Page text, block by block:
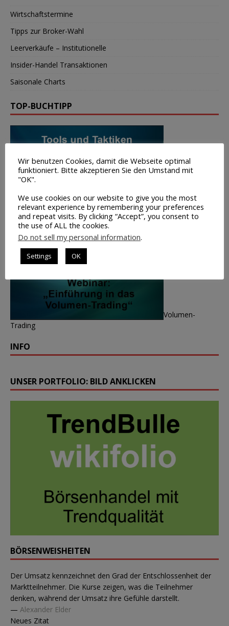
Wirtschaftstermine
Tipps zur Broker-Wahl
Leerverkäufe – Institutionelle
Insider-Handel Transaktionen
Saisonale Charts
TOP-BUCHTIPP
Volumen-
Trading
INFO
UNSER PORTFOLIO: BILD ANKLICKEN
BÖRSENWEISHEITEN
Der Umsatz kennzeichnet den Grad der Entschlossenheit der
Marktteilnehmer. Die Kurse zeigen, was die Teilnehmer
denken, während der Umsatz ihre Gefühle darstellt.
— Alexander Elder
Neues Zitat
Wir benutzen Cookies, damit die Webseite optimal
funktioniert. Bitte akzeptieren Sie den Umstand mit
"OK".
We use cookies on our website to give you the most
relevant experience by remembering your preferences
and repeat visits. By clicking “Accept”, you consent to
the use of ALL the cookies.
Do not sell my personal information.
Settings OK